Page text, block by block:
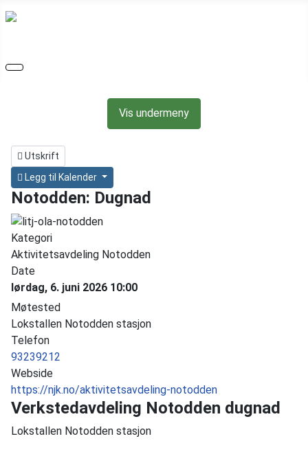
Vis undermeny
Utskrift
Legg til Kalender
Notodden: Dugnad
Kategori
Aktivitetsavdeling Notodden
Date
lørdag, 6. juni 2026 10:00
Møtested
Lokstallen Notodden stasjon
Telefon
93239212
Webside
https://njk.no/aktivitetsavdeling-notodden
Verkstedavdeling Notodden dugnad
Lokstallen Notodden stasjon